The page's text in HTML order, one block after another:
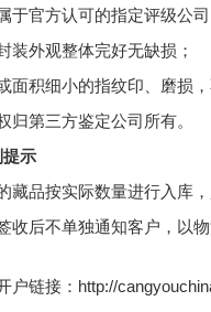
于官方认可的指定评级公
装外观整体完好无缺损；
面积细小的指纹印、 磨损
归第三方鉴定公司所有。
提示
藏品按实际数量进行入库
收后不单独通知客户，以
户链接： http://